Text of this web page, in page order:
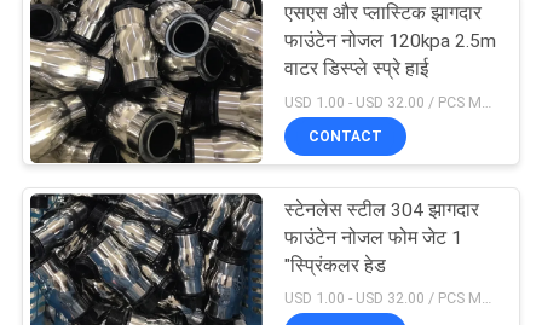
वाणिज्यिक स्विमिंग पूल
सहायक उपकरण
एसएस और प्लास्टिक झागदार
फाउंटेन नोजल 120kpa 2.5m
वाटर डिस्प्ले स्प्रे हाई
CONTACT
स्टेनलेस स्टील 304 झागदार
फाउंटेन नोजल फोम जेट 1
"स्प्रिंकलर हेड
USD 1.00 - USD 32.00 / PCS MOQ:1 टुकड़ा